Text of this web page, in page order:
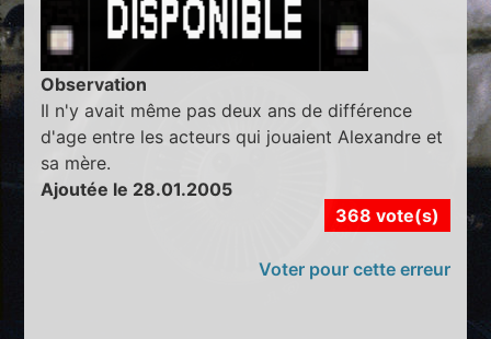
Observation
Il n'y avait même pas deux ans de différence
d'age entre les acteurs qui jouaient Alexandre et
sa mère.
Ajoutée le 28.01.2005
368 vote(s)
Voter pour cette erreur